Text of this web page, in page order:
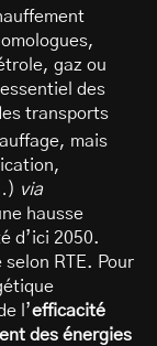
gaz ou
des
transports
mais
via
hausse
d’ici 2050.
selon RTE. Pour
l’efficacité
des énergies